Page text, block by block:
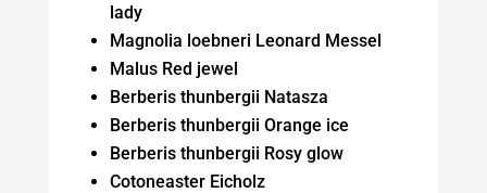
lady
Magnolia loebneri Leonard Messel
Malus Red jewel
Berberis thunbergii Natasza
Berberis thunbergii Orange ice
Berberis thunbergii Rosy glow
Cotoneaster Eicholz